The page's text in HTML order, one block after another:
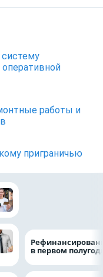
оперативной
работы и
приграничью
в первом